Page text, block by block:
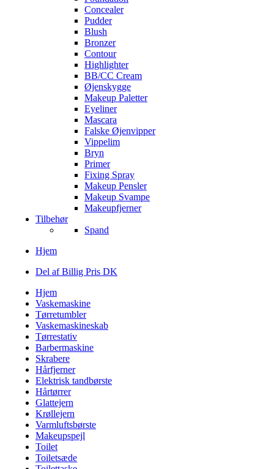
Concealer
Pudder
Blush
Bronzer
Contour
Highlighter
BB/CC Cream
Øjenskygge
Makeup Paletter
Eyeliner
Mascara
Falske Øjenvipper
Vippelim
Bryn
Primer
Fixing Spray
Makeup Pensler
Makeup Svampe
Makeupfjerner
Tilbehør
Spand
Hjem
Del af Billig Pris DK
Hjem
Vaskemaskine
Tørretumbler
Vaskemaskineskab
Tørrestativ
Barbermaskine
Skrabere
Hårfjerner
Elektrisk tandbørste
Hårtørrer
Glattejern
Krøllejern
Varmluftsbørste
Makeupspejl
Toilet
Toiletsæde